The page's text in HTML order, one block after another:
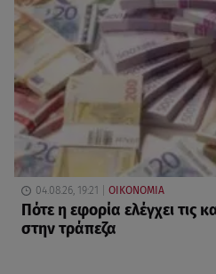
04.08.26, 19:21 ΟΙΚΟΝΟΜΙΑ
Πότε η εφορία ελέγχει τις
στην τράπεζα